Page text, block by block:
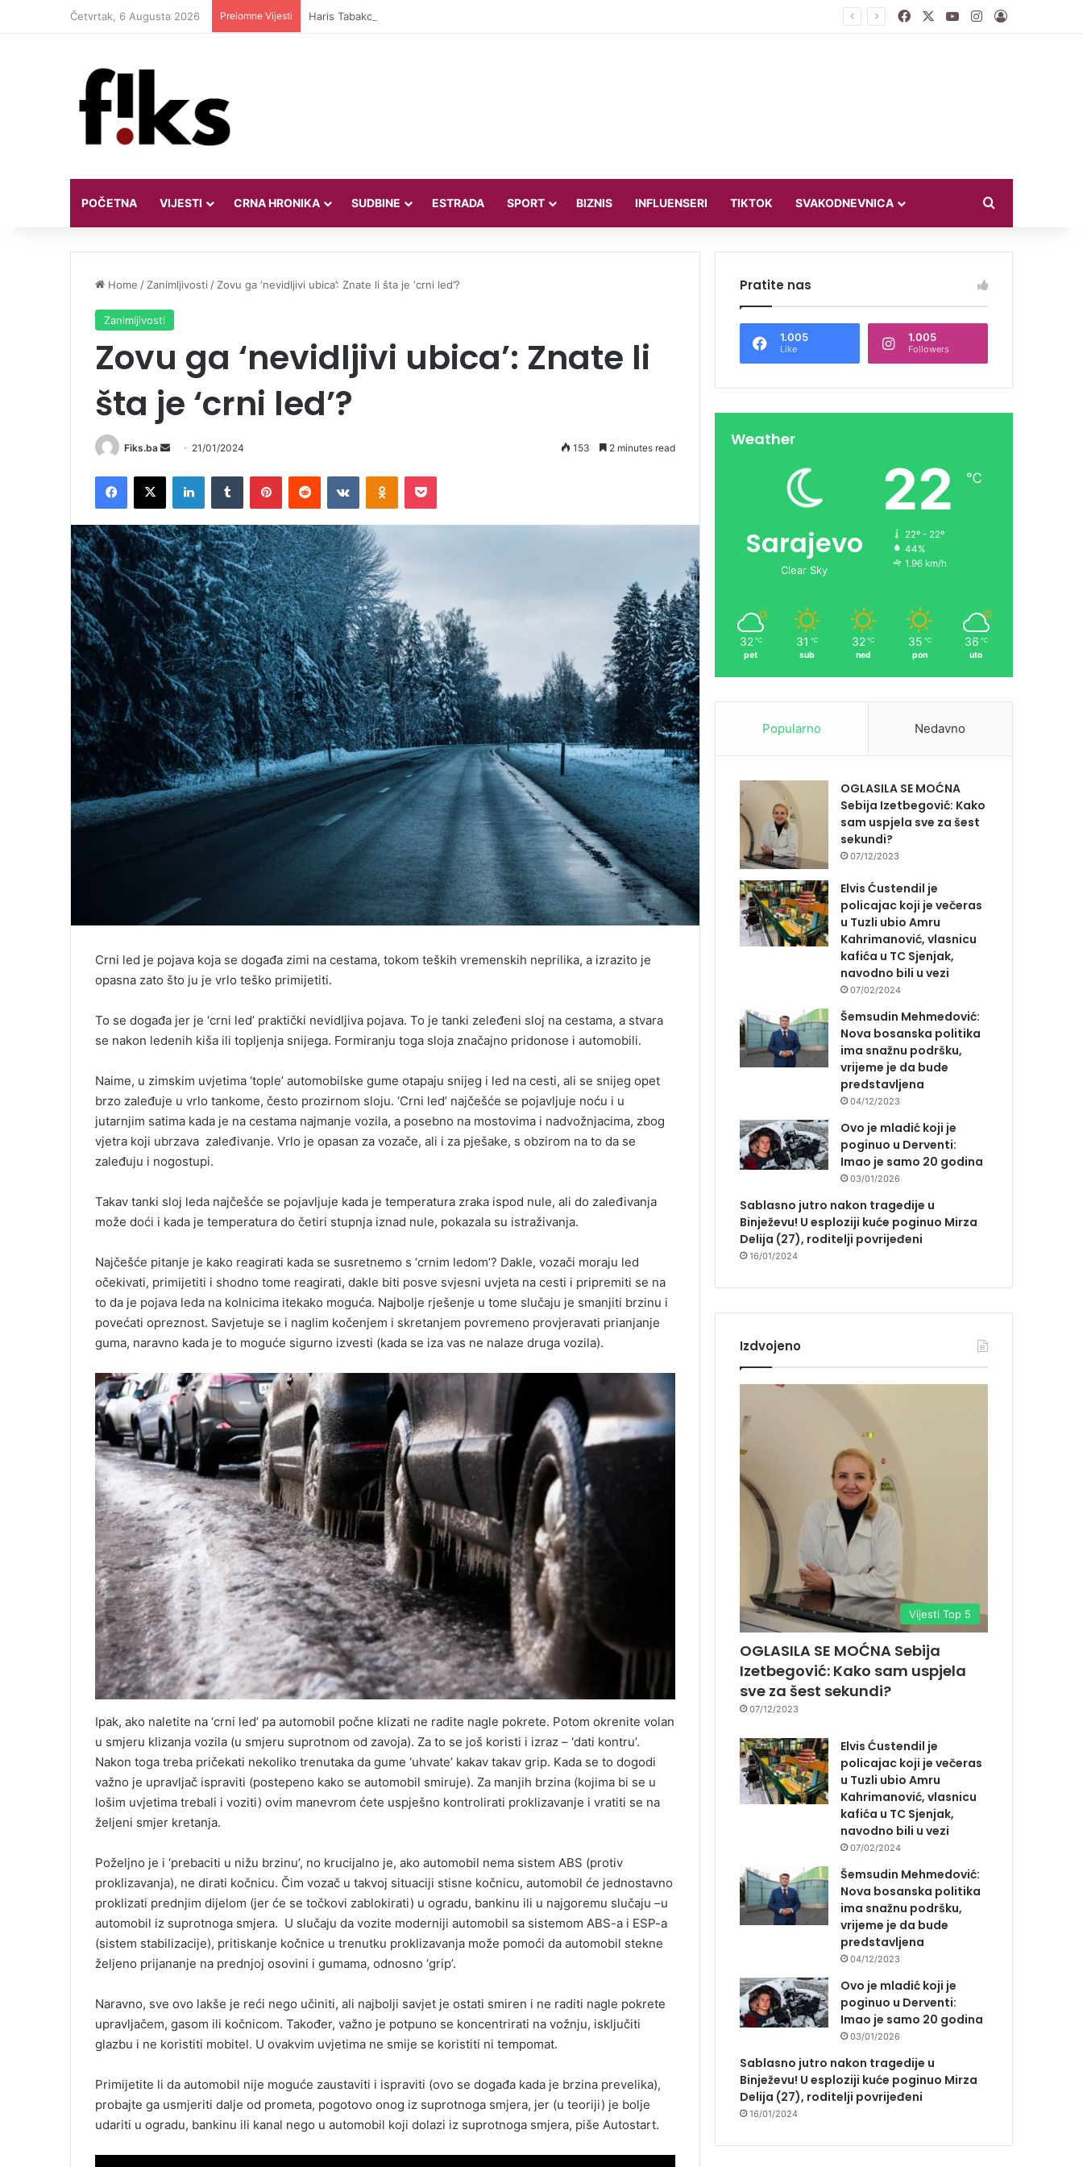
Četvrtak, 6 Augusta 2026 Prelomne Vijesti Haris Tabaković junak Salzburga, pogledajte kako je postigao prvijenac za pobjedu protiv Pafosa FacebookYouTubeInstagram
Log In
POČETNA VIJESTI CRNA HRONIKA SUDBINE ESTRADA SPORT BIZNIS INFLUENSERI TIKTOK SVAKODNEVNICA
Home / Zanimljivosti / Zovu ga ‘nevidljivi ubica’: Znate li šta je ‘crni led’?
Zanimljivosti
Zovu ga ‘nevidljivi ubica’: Znate li
šta je ‘crni led’?
Fiks.ba
Send
email
21/01/2024 153 2 minutes read
Facebook
X LinkedInTumblr PinterestReddit VKontakteOdnoklassniki
Pocket
Crni led je pojava koja se događa zimi na cestama, tokom teških vremenskih neprilika, a izrazito je
opasna zato što ju je vrlo teško primijetiti.
To se događa jer je ‘crni led’ praktički nevidljiva pojava. To je tanki zeleđeni sloj na cestama, a stvara
se nakon ledenih kiša ili topljenja snijega. Formiranju toga sloja značajno pridonose i automobili.
Naime, u zimskim uvjetima ‘tople’ automobilske gume otapaju snijeg i led na cesti, ali se snijeg opet
brzo zaleđuje u vrlo tankome, često prozirnom sloju. ‘Crni led’ najčešće se pojavljuje noću i u
jutarnjim satima kada je na cestama najmanje vozila, a posebno na mostovima i nadvožnjacima, zbog
vjetra koji ubrzava zaleđivanje. Vrlo je opasan za vozače, ali i za pješake, s obzirom na to da se
zaleđuju i nogostupi.
Takav tanki sloj leda najčešće se pojavljuje kada je temperatura zraka ispod nule, ali do zaleđivanja
može doći i kada je temperatura do četiri stupnja iznad nule, pokazala su istraživanja.
Najčešće pitanje je kako reagirati kada se susretnemo s ‘crnim ledom’? Dakle, vozači moraju led
očekivati, primijetiti i shodno tome reagirati, dakle biti posve svjesni uvjeta na cesti i pripremiti se na
to da je pojava leda na kolnicima itekako moguća. Najbolje rješenje u tome slučaju je smanjiti brzinu i
povećati opreznost. Savjetuje se i naglim kočenjem i skretanjem povremeno provjeravati prianjanje
guma, naravno kada je to moguće sigurno izvesti (kada se iza vas ne nalaze druga vozila).
Ipak, ako naletite na ‘crni led’ pa automobil počne klizati ne radite nagle pokrete. Potom okrenite volan
u smjeru klizanja vozila (u smjeru suprotnom od zavoja). Za to se još koristi i izraz – ‘dati kontru’.
Nakon toga treba pričekati nekoliko trenutaka da gume ‘uhvate’ kakav takav grip. Kada se to dogodi
važno je upravljač ispraviti (postepeno kako se automobil smiruje). Za manjih brzina (kojima bi se u
lošim uvjetima trebali i voziti) ovim manevrom ćete uspješno kontrolirati proklizavanje i vratiti se na
željeni smjer kretanja.
Poželjno je i ‘prebaciti u nižu brzinu’, no krucijalno je, ako automobil nema sistem ABS (protiv
proklizavanja), ne dirati kočnicu. Čim vozač u takvoj situaciji stisne kočnicu, automobil će jednostavno
proklizati prednjim dijelom (jer će se točkovi zablokirati) u ogradu, bankinu ili u najgoremu slučaju –u
automobil iz suprotnoga smjera. U slučaju da vozite moderniji automobil sa sistemom ABS-a i ESP-a
(sistem stabilizacije), pritiskanje kočnice u trenutku proklizavanja može pomoći da automobil stekne
željeno prijananje na prednjoj osovini i gumama, odnosno ‘grip’.
Naravno, sve ovo lakše je reći nego učiniti, ali najbolji savjet je ostati smiren i ne raditi nagle pokrete
upravljačem, gasom ili kočnicom. Također, važno je potpuno se koncentrirati na vožnju, isključiti
glazbu i ne koristiti mobitel. U ovakvim uvjetima ne smije se koristiti ni tempomat.
Primijetite li da automobil nije moguće zaustaviti i ispraviti (ovo se događa kada je brzina prevelika),
probajte ga usmjeriti dalje od prometa, pogotovo onog iz suprotnoga smjera, jer (u teoriji) je bolje
udariti u ogradu, bankinu ili kanal nego u automobil koji dolazi iz suprotnoga smjera, piše Autostart.
Pratite nas
1.005
Like
1.005
Followers
Weather
Sarajevo
Clear Sky
22 ℃
22º - 22º
44%
1.96 km/h
32 ℃
pet
31 ℃
sub
32 ℃
ned
35 ℃
pon
36 ℃
uto
Popularno Nedavno
OGLASILA SE MOĆNA
Sebija Izetbegović: Kako
sam uspjela sve za šest
sekundi?
07/12/2023
Elvis Ćustendil je
policajac koji je večeras
u Tuzli ubio Amru
Kahrimanović, vlasnicu
kafića u TC Sjenjak,
navodno bili u vezi
07/02/2024
Šemsudin Mehmedović:
Nova bosanska politika
ima snažnu podršku,
vrijeme je da bude
predstavljena
04/12/2023
Ovo je mladić koji je
poginuo u Derventi:
Imao je samo 20 godina
03/01/2026
Sablasno jutro nakon tragedije u
Binježevu! U esploziji kuće poginuo Mirza
Delija (27), roditelji povrijeđeni
16/01/2024
Izdvojeno
Vijesti Top 5
OGLASILA SE MOĆNA Sebija
Izetbegović: Kako sam uspjela
sve za šest sekundi?
07/12/2023
Elvis Ćustendil je
policajac koji je večeras
u Tuzli ubio Amru
Kahrimanović, vlasnicu
kafića u TC Sjenjak,
navodno bili u vezi
07/02/2024
Šemsudin Mehmedović:
Nova bosanska politika
ima snažnu podršku,
vrijeme je da bude
predstavljena
04/12/2023
Ovo je mladić koji je
poginuo u Derventi:
Imao je samo 20 godina
03/01/2026
Sablasno jutro nakon tragedije u
Binježevu! U esploziji kuće poginuo Mirza
Delija (27), roditelji povrijeđeni
16/01/2024